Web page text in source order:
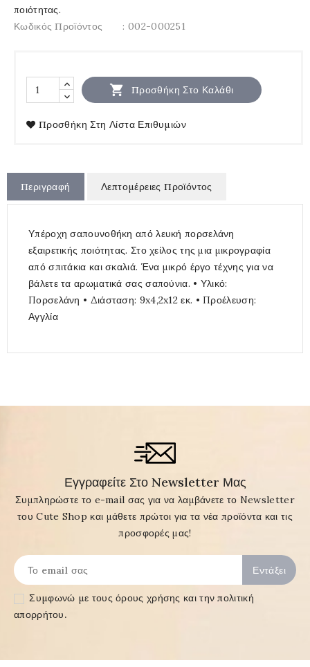
ποιότητας.
Κωδικός Προϊόντος
: 002-000251
 Προσθήκη Στο Καλάθι
Προσθήκη Στη Λίστα Επιθυμιών
Περιγραφή Λεπτομέρειες Προϊόντος
Υπέροχη σαπουνοθήκη από λευκή πορσελάνη
εξαιρετικής ποιότητας. Στο χείλος της μια μικρογραφία
από σπιτάκια και σκαλιά. Ένα μικρό έργο τέχνης για να
βάλετε τα αρωματικά σας σαπούνια. • Υλικό:
Πορσελάνη • Διάσταση: 9x4,2x12 εκ. • Προέλευση:
Αγγλία
Εγγραφείτε Στο Newsletter Μας
Συμπληρώστε το e-mail σας για να λαμβάνετε το Newsletter
του Cute Shop και μάθετε πρώτοι για τα νέα προϊόντα και τις
προσφορές μας!
Συμφωνώ με τουςόρους χρήσης και την πολιτική
απορρήτου.